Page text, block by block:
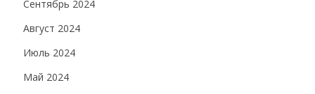
Сентябрь 2024
Август 2024
Июль 2024
Май 2024